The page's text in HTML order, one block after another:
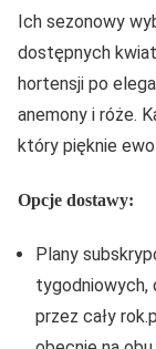
Ich sezonowy
dostępnych
hortensji po
anemony i róże.
który pięknie
Opcje dostawy:
Plany
tygodniowych,
przez cały